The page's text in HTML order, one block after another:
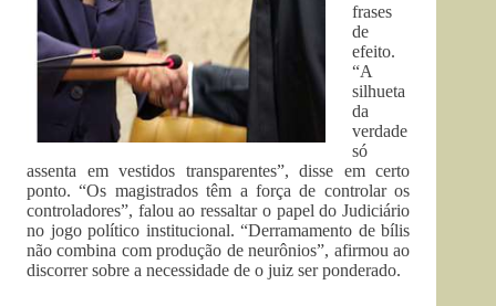
frases
de
efeito.
“A
silhueta
da
verdade
só
assenta em vestidos transparentes”, disse em certo
ponto. “Os magistrados têm a força de controlar os
controladores”, falou ao ressaltar o papel do Judiciário
no jogo político institucional. “Derramamento de bílis
não combina com produção de neurônios”, afirmou ao
discorrer sobre a necessidade de o juiz ser ponderado.